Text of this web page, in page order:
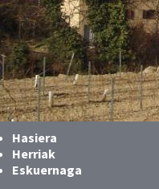
Hasiera
Herriak
Eskuernaga